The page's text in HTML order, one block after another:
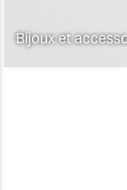
Bijoux et
bagues
souples
des produits